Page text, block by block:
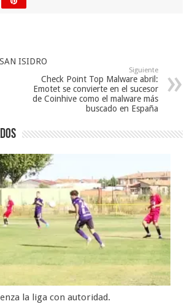
ISIDRO
Siguiente
Check Point Top Malware abril:
Emotet se convierte en el sucesor
de Coinhive como el malware más
buscado en España
la liga con autoridad.